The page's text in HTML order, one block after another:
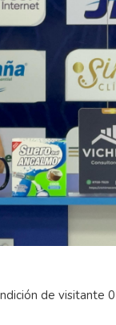
de visitante